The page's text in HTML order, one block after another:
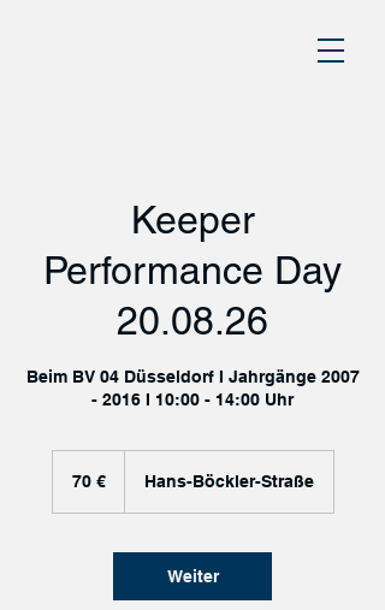
Keeper
Performance Day
20.08.26
Beim BV 04 Düsseldorf I Jahrgänge 2007
- 2016 I 10:00 - 14:00 Uhr
70 € Hans-Böckler-Straße
Weiter